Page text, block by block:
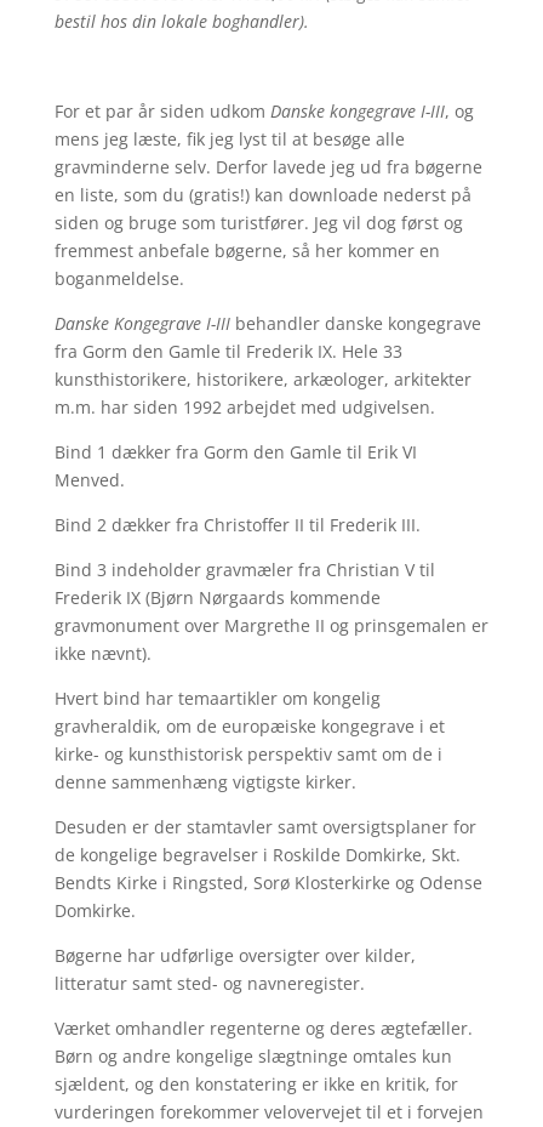
bestil hos din lokale boghandler).
For et par år siden udkom Danske kongegrave I-III, og
mens jeg læste, fik jeg lyst til at besøge alle
gravminderne selv. Derfor lavede jeg ud fra bøgerne
en liste, som du (gratis!) kan downloade nederst på
siden og bruge som turistfører. Jeg vil dog først og
fremmest anbefale bøgerne, så her kommer en
boganmeldelse.
Danske Kongegrave I-IIIbehandler danske kongegrave
fra Gorm den Gamle til Frederik IX. Hele 33
kunsthistorikere, historikere, arkæologer, arkitekter
m.m. har siden 1992 arbejdet med udgivelsen.
Bind 1 dækker fra Gorm den Gamle til Erik VI
Menved.
Bind 2 dækker fra Christoffer II til Frederik III.
Bind 3 indeholder gravmæler fra Christian V til
Frederik IX (Bjørn Nørgaards kommende
gravmonument over Margrethe II og prinsgemalen er
ikke nævnt).
Hvert bind har temaartikler om kongelig
gravheraldik, om de europæiske kongegrave i et
kirke- og kunsthistorisk perspektiv samt om de i
denne sammenhæng vigtigste kirker.
Desuden er der stamtavler samt oversigtsplaner for
de kongelige begravelser i Roskilde Domkirke, Skt.
Bendts Kirke i Ringsted, Sorø Klosterkirke og Odense
Domkirke.
Bøgerne har udførlige oversigter over kilder,
litteratur samt sted- og navneregister.
Værket omhandler regenterne og deres ægtefæller.
Børn og andre kongelige slægtninge omtales kun
sjældent, og den konstatering er ikke en kritik, for
vurderingen forekommer velovervejet til et i forvejen